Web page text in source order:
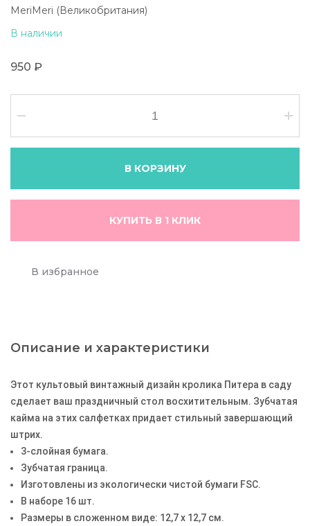
MeriMeri (Великобритания)
В наличии
950 ₽
В КОРЗИНУ
КУПИТЬ В 1 КЛИК
В избранное
Описание и характеристики
Этот культовый винтажный дизайн кролика Питера в саду
сделает ваш праздничный стол восхитительным. Зубчатая
кайма на этих салфетках придает стильный завершающий
штрих.
3-слойная бумага.
Зубчатая граница.
Изготовлены из экологически чистой бумаги FSC.
В наборе 16 шт.
Размеры в сложенном виде: 12,7 х 12,7 см.